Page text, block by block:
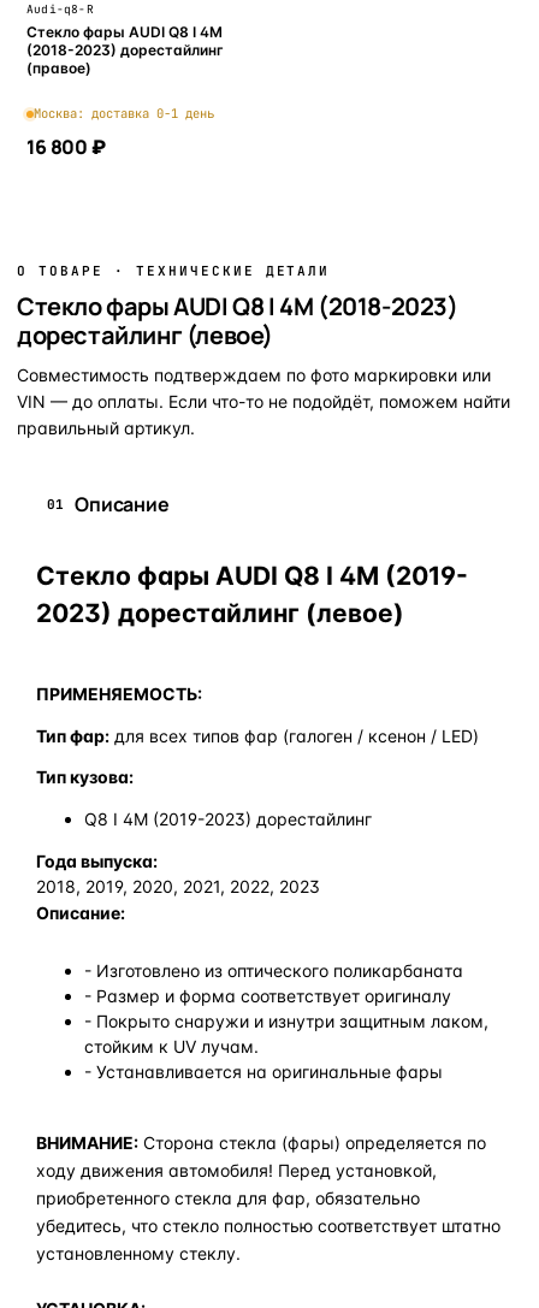
Audi-q8-R
Стекло фары AUDI Q8 I 4M
(2018-2023) дорестайлинг
(правое)
Москва: доставка 0-1 день
16 800 ₽
О ТОВАРЕ · ТЕХНИЧЕСКИЕ ДЕТАЛИ
Стекло фары AUDI Q8 I 4M (2018-2023)
дорестайлинг (левое)
Совместимость подтверждаем по фото маркировки или
VIN — до оплаты. Если что-то не подойдёт, поможем найти
правильный артикул.
01 Описание
Стекло фары AUDI Q8 I 4M (2019-
2023) дорестайлинг (левое)
ПРИМЕНЯЕМОСТЬ:
Тип фар: для всех типов фар (галоген / ксенон / LED)
Тип кузова:
Q8 I 4M (2019-2023) дорестайлинг
Года выпуска:
2018, 2019, 2020, 2021, 2022, 2023
Описание:
- Изготовлено из оптического поликарбаната
- Размер и форма соответствует оригиналу
- Покрыто снаружи и изнутри защитным лаком,
стойким к UV лучам.
- Устанавливается на оригинальные фары
ВНИМАНИЕ: Сторона стекла (фары) определяется по
ходу движения автомобиля! Перед установкой,
приобретенного стекла для фар, обязательно
убедитесь, что стекло полностью соответствует штатно
установленному стеклу.